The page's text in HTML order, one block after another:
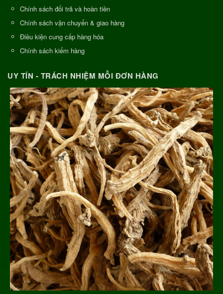
Chính sách đổi trả và hoàn tiền
Chính sách vận chuyển & giao hàng
Điều kiện cung cấp hàng hóa
Chính sách kiểm hàng
UY TÍN - TRÁCH NHIỆM MỖI ĐƠN HÀNG